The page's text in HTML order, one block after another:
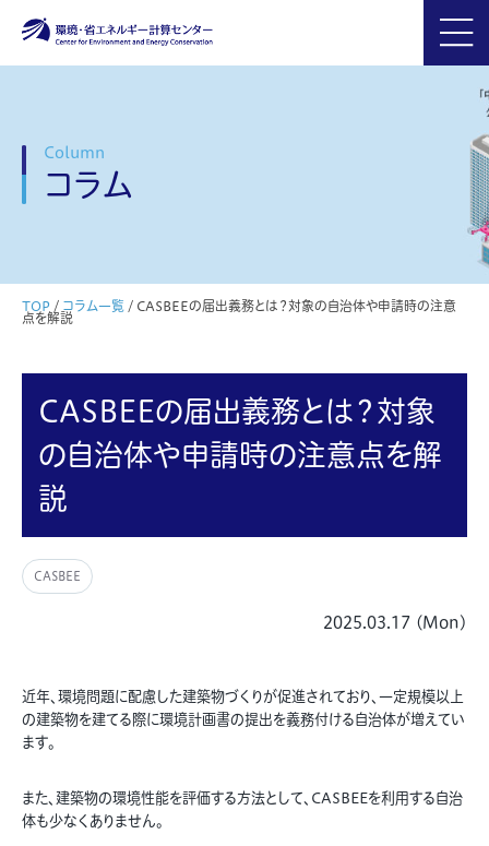
Column
コラム
TOP / コラム一覧 / CASBEEの届出義務とは？対象の自治体や申請時の注意
点を解説
CASBEEの届出義務とは？対象
の自治体や申請時の注意点を解
説
CASBEE
2025.03.17 (Mon)
近年、環境問題に配慮した建築物づくりが促進されており、一定規模以上
の建築物を建てる際に環境計画書の提出を義務付ける自治体が増えてい
ます。
また、建築物の環境性能を評価する方法として、CASBEEを利用する自治
体も少なくありません。